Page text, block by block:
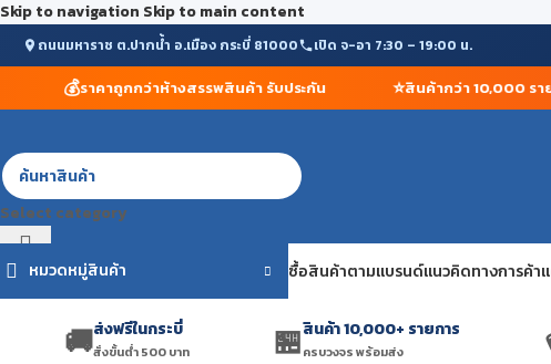
Skip to navigation Skip to main content
ถนนมหาราช ต.ปากน้ำ อ.เมือง กระบี่ 81000 เปิด จ-อา 7:30 – 19:00 น.
ราคาถูกกว่าห้างสรรพสินค้า รับประกัน สินค้ากว่า 10,000 รายก
Select category
หมวดหมู่สินค้า ซื้อสินค้าตามแบรนด์แนวคิดทางการค้า
🚚ส่งฟรีในกระบี่
สั่งขั้นต่ำ 500 บาท 🏪สินค้า 10,000+ รายการ
ครบวงจร พร้อมส่ง